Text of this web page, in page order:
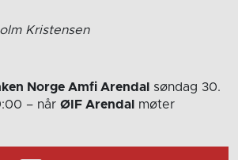
Kristensen
Norge Amfi Arendal
søndag 30.
– når ØIF Arendal
møter